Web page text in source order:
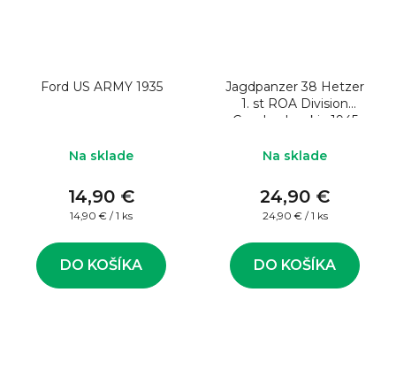
Ford US ARMY 1935
Na sklade
14,90 €
Jednotková
14,90 € / 1 ks
DO KOŠÍKA
Jagdpanzer 38 Hetzer
1. st ROA Division
Czechoslovakia 1945
Na sklade
24,90 €
Jednotková
24,90 € / 1 ks
DO KOŠÍKA